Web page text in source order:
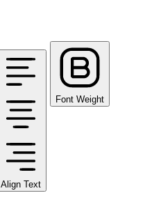
Align Text
Font Weight